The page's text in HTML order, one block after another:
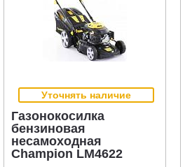
Уточнять наличие
Газонокосилка
бензиновая
несамоходная
Champion LM4622